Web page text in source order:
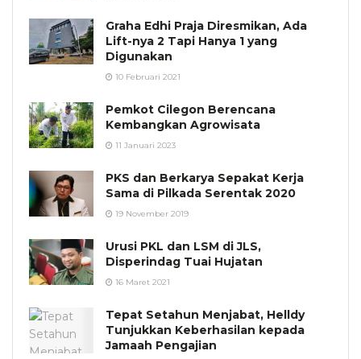
Graha Edhi Praja Diresmikan, Ada
Lift-nya 2 Tapi Hanya 1 yang
Digunakan
10 Februari 2021
Pemkot Cilegon Berencana
Kembangkan Agrowisata
11 Januari 2023
PKS dan Berkarya Sepakat Kerja
Sama di Pilkada Serentak 2020
19 November 2019
Urusi PKL dan LSM di JLS,
Disperindag Tuai Hujatan
16 Maret 2021
Tepat Setahun Menjabat, Helldy
Tunjukkan Keberhasilan kepada
Jamaah Pengajian